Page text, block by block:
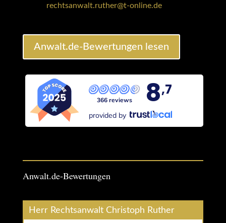
rechtsanwalt.ruther@t-online.de
Anwalt.de-Bewertungen lesen
366 reviews 8,7
provided by
Anwalt.de-Bewertungen
Herr Rechtsanwalt Christoph Ruther